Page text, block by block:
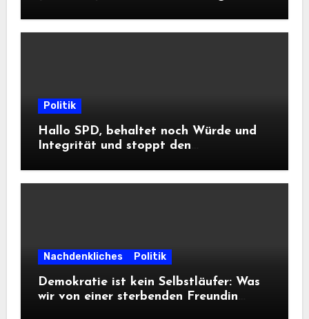
Politik
Hallo SPD, behaltet noch Würde und
Integrität und stoppt den
Informationsfreiheit!
Nachdenkliches Politik
Demokratie ist kein Selbstläufer: Was
wir von einer sterbenden Freundin